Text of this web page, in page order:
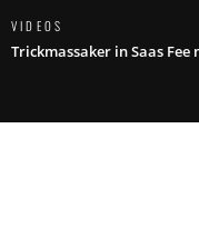
VIDEOS
Trickmassaker in Saas